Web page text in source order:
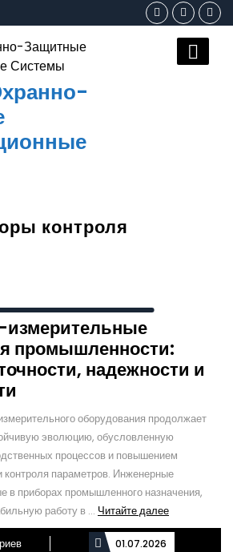
контроля
измерительные
промышленности:
надежности и
оборудования продолжает
эволюцию, обусловленную
процессов и повышением
контроля параметров. Инженерные
в приборах промышленного назначения,
работу в ... Читайте далееЧитайте
далее
01.07.2026